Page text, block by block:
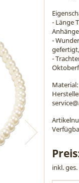
- Länge
-
-
Material:
inkl.